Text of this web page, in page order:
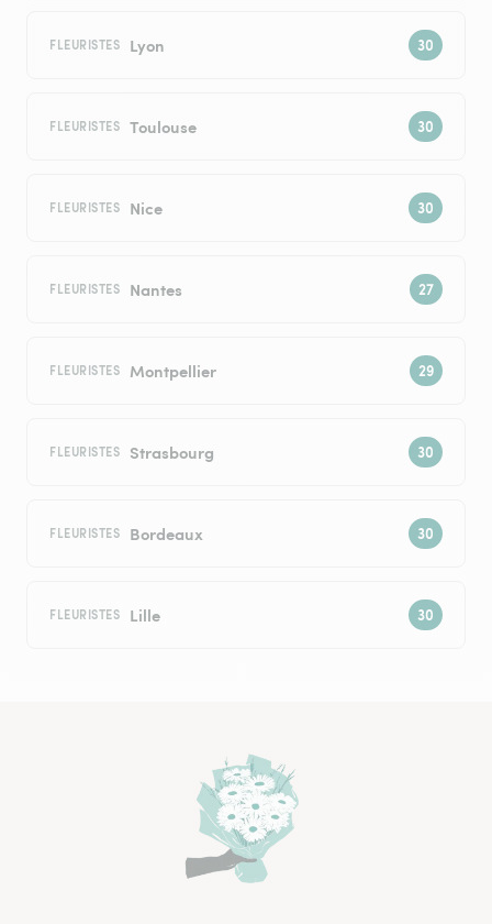
FLEURISTES Lyon
FLEURISTES Toulouse
FLEURISTES Nice
FLEURISTES Nantes
FLEURISTES Montpellier
FLEURISTES Strasbourg
FLEURISTES Bordeaux
FLEURISTES Lille